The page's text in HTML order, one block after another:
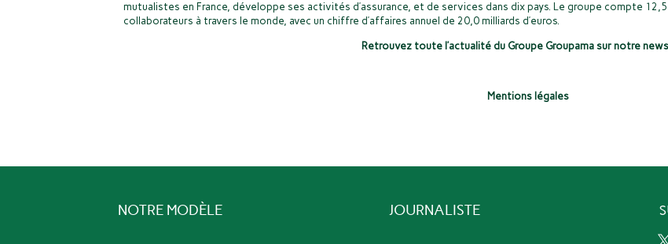
mutualistes en France, développe ses activités d’assurance, et de services dans dix pays. Le groupe compte
collaborateurs à travers le monde, avec un chiffre d’affaires annuel de 20,0 milliards d’euros.
Retrouvez toute l’actualité du Groupe Groupama sur notre
Mentions légales
NOTRE MODÈLE JOURNALISTE